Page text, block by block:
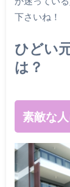
下さいね！
ひどい
は？
素敵な